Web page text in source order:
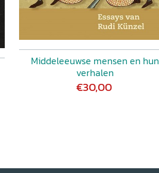
Middeleeuwse mensen en hun
verhalen
€30,00